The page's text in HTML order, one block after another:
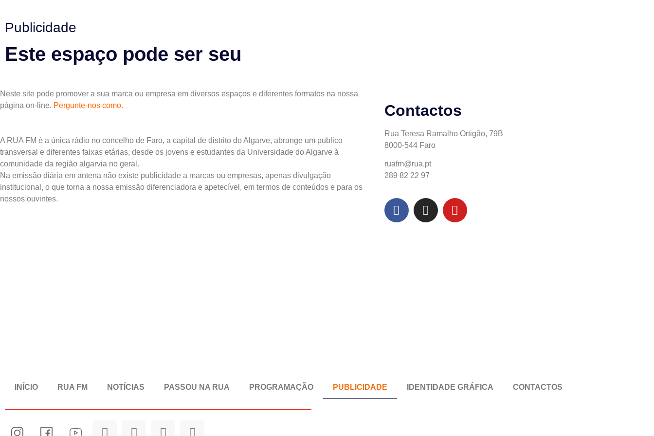
Publicidade
Este espaço pode ser seu
Neste site pode promover a sua marca ou empresa em diversos espaços e diferentes formatos na nossa
página on-line. Pergunte-nos como.
A RUA FM é a única rádio no concelho de Faro, a capital de distrito do Algarve, abrange um publico
transversal e diferentes faixas etárias, desde os jovens e estudantes da Universidade do Algarve à
comunidade da região algarvia no geral.
Na emissão diária em antena não existe publicidade a marcas ou empresas, apenas divulgação
institucional, o que torna a nossa emissão diferenciadora e apetecível, em termos de conteúdos e para os
nossos ouvintes.
Contactos
Rua Teresa Ramalho Ortigão, 79B
8000-544 Faro
ruafm@rua.pt
289 82 22 97
INÍCIO RUA FM NOTÍCIAS PASSOU NA RUA PROGRAMAÇÃO PUBLICIDADE IDENTIDADE GRÁFICA CONTACTOS